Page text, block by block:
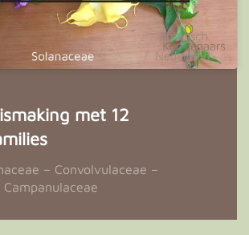
met 12
– Convolvulaceae –